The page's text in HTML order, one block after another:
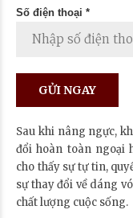
Số điện thoại *
Sau khi nâng ngực,
đổi hoàn toàn ngoại
cho thấy sự tự tin,
sự thay đổi về dáng
chất lượng cuộc sống.